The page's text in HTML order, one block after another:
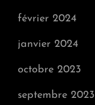
février 2024
janvier 2024
octobre 2023
septembre 2023